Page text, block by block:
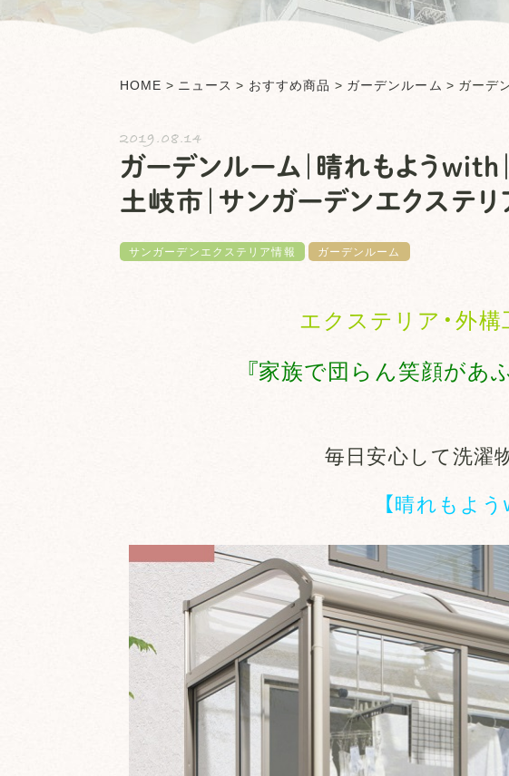
HOME > ニュース > おすすめ商品 > ガーデンルーム > ガーデ
2019.08.14
ガーデンルーム｜晴れもようwith
土岐市｜サンガーデンエクステリ
サンガーデンエクステリア情報 ガーデンルーム
エクステリア・外
『家族で団らん笑顔があ
毎日安心して洗濯
【晴れもよう